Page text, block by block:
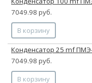
7049.98 руб.
В корзину
Конденсатор 25 mf
7049.98 руб.
В корзину